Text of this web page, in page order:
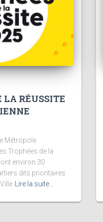
LA RÉUSSITE
Métropole
Trophées de la
environ 30
dits prioritaires
Lire la suite…